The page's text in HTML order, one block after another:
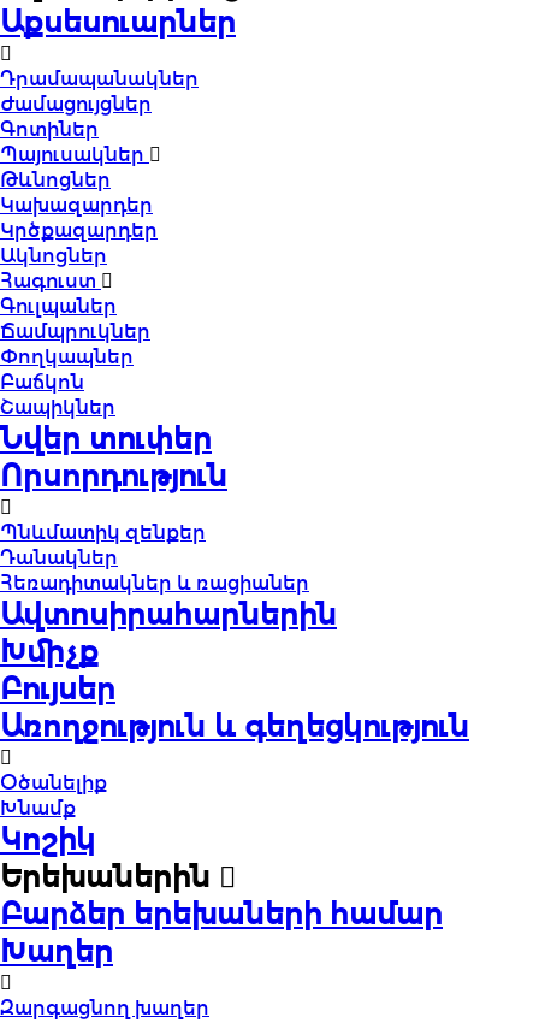
Աքսեսուարներ
Դրամապանակներ
Ժամացույցներ
Գոտիներ
Պայուսակներ
Թևնոցներ
Կախազարդեր
Կրծքազարդեր
Ակնոցներ
Հագուստ
Գուլպաներ
Ճամպրուկներ
Փողկապներ
Բաճկոն
Շապիկներ
Նվեր տուփեր
Որսորդություն
Պնևմատիկ զենքեր
Դանակներ
Հեռադիտակներ և ռացիաներ
Ավտոսիրահարներին
Խմիչք
Բույսեր
Առողջություն և գեղեցկություն
Օծանելիք
Խնամք
Կոշիկ
Երեխաներին
Բարձեր երեխաների համար
Խաղեր
Զարգացնող խաղեր